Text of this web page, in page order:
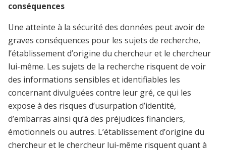
conséquences
Une atteinte à la sécurité des données peut avoir de
graves conséquences pour les sujets de recherche,
l’établissement d’origine du chercheur et le chercheur
lui-même. Les sujets de la recherche risquent de voir
des informations sensibles et identifiables les
concernant divulguées contre leur gré, ce qui les
expose à des risques d’usurpation d’identité,
d’embarras ainsi qu’à des préjudices financiers,
émotionnels ou autres. L’établissement d’origine du
chercheur et le chercheur lui-même risquent quant à